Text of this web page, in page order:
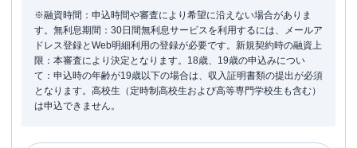
※融資時間：申込時間や審査により希望に沿えない場合がありま
す。無利息期間：30日間無利息サービスを利用するには、メールア
ドレス登録とWeb明細利用の登録が必要です。新規契約時の融資上
限：本審査により決定となります。18歳、19歳の申込みについ
て：申込時の年齢が19歳以下の場合は、収入証明書類の提出が必須
となります。高校生（定時制高校生および高等専門学校生も含む）
は申込できません。